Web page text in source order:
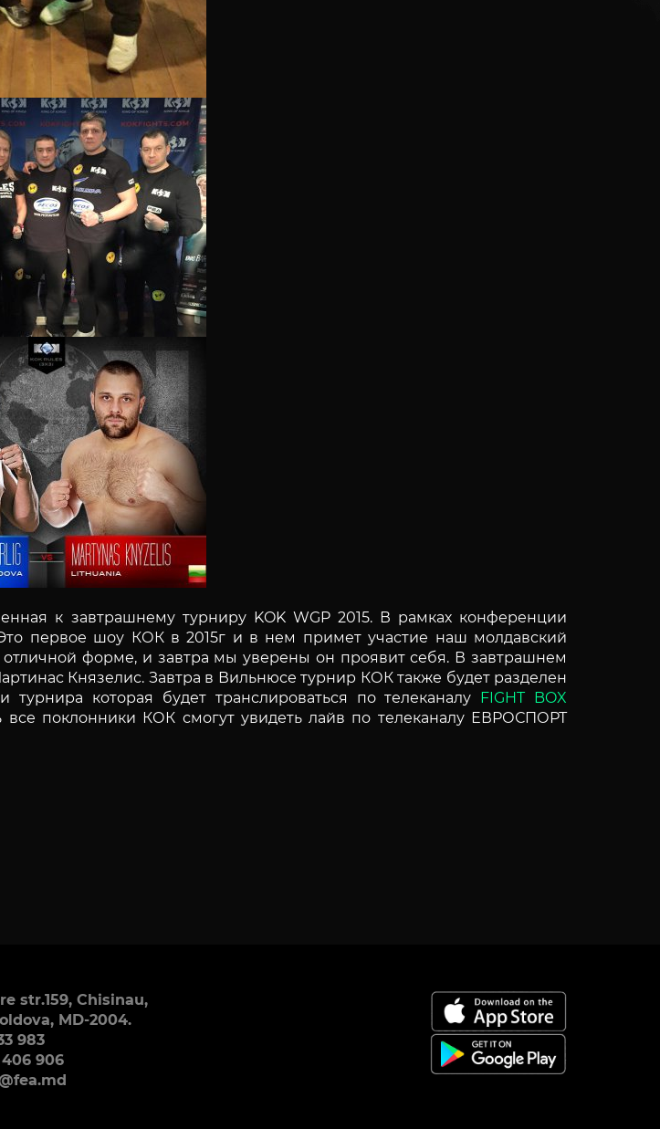
к завтрашнему турниру KOK WGP 2015. В рамках конференции
первое шоу КОК в 2015г и в нем примет участие наш молдавский
форме, и завтра мы уверены он проявит себя. В завтрашнем
Князелис. Завтра в Вильнюсе турнир КОК также будет разделен
которая будет транслироваться по телеканалу FIGHT BOX
все поклонники КОК смогут увидеть лайв по телеканалу ЕВРОСПОРТ
str.159, Chisinau,
MD-2004.
983
406 906